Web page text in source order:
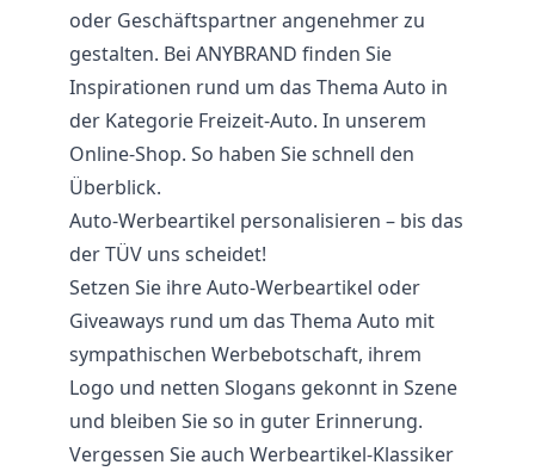
oder Geschäftspartner angenehmer zu
gestalten. Bei ANYBRAND finden Sie
Inspirationen rund um das Thema Auto in
der Kategorie Freizeit-Auto. In unserem
Online-Shop. So haben Sie schnell den
Überblick.
Auto-Werbeartikel personalisieren – bis das
der TÜV uns scheidet!
Setzen Sie ihre Auto-Werbeartikel oder
Giveaways rund um das Thema Auto mit
sympathischen Werbebotschaft, ihrem
Logo und netten Slogans gekonnt in Szene
und bleiben Sie so in guter Erinnerung.
Vergessen Sie auch Werbeartikel-Klassiker